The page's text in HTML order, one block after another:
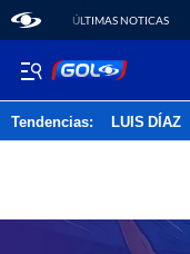
ÚLTIMAS NOTICAS
Tendencias: LUIS DÍAZ